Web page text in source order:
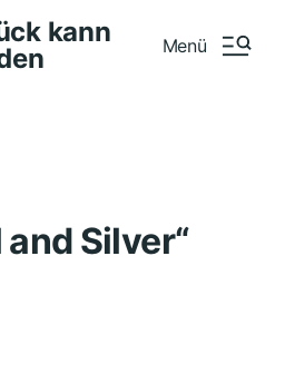
kann
Menü
and Silver“